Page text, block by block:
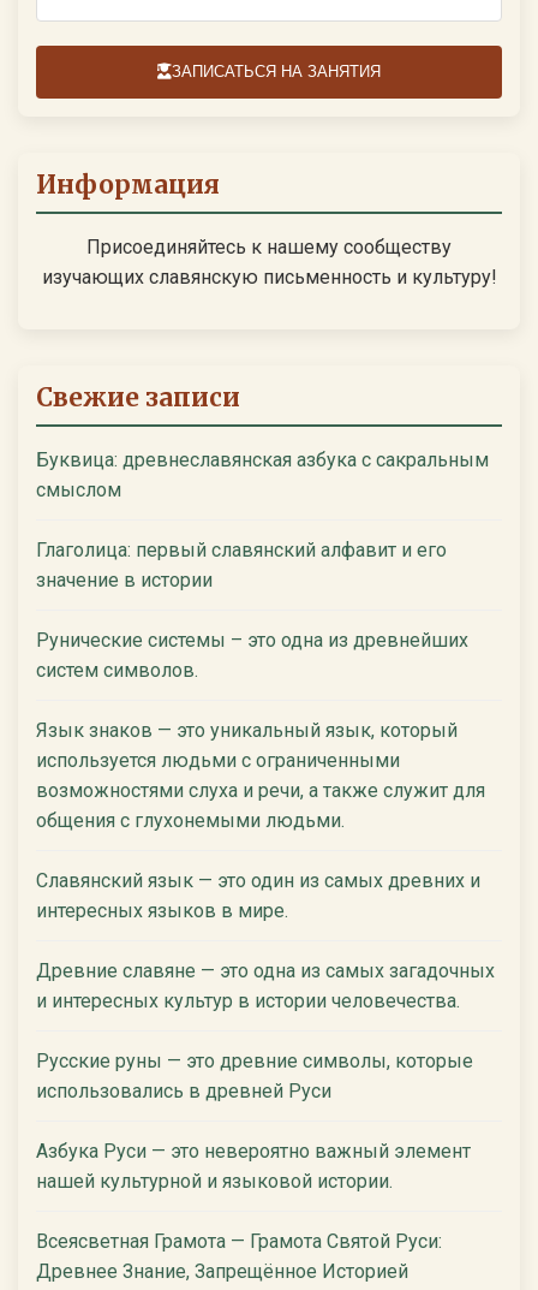
ЗАПИСАТЬСЯ НА ЗАНЯТИЯ
Информация
Присоединяйтесь к нашему сообществу
изучающих славянскую письменность и культуру!
Свежие записи
Буквица: древнеславянская азбука с сакральным
смыслом
Глаголица: первый славянский алфавит и его
значение в истории
Рунические системы – это одна из древнейших
систем символов.
Язык знаков — это уникальный язык, который
используется людьми с ограниченными
возможностями слуха и речи, а также служит для
общения с глухонемыми людьми.
Славянский язык — это один из самых древних и
интересных языков в мире.
Древние славяне — это одна из самых загадочных
и интересных культур в истории человечества.
Русские руны — это древние символы, которые
использовались в древней Руси
Азбука Руси — это невероятно важный элемент
нашей культурной и языковой истории.
Всеясветная Грамота — Грамота Святой Руси:
Древнее Знание, Запрещённое Историей